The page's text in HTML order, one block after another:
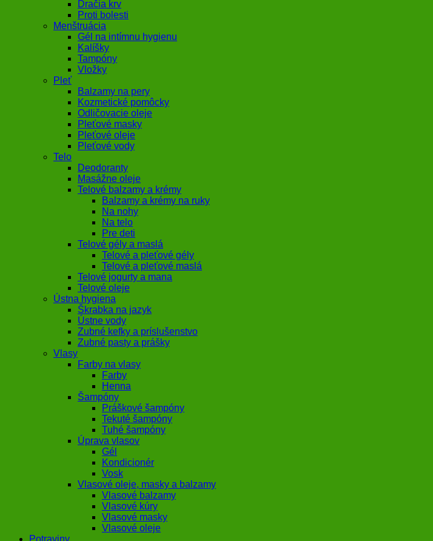
Dračia krv
Proti bolesti
Menštruácia
Gél na intímnu hygienu
Kalíšky
Tampóny
Vložky
Pleť
Balzamy na pery
Kozmetické pomôcky
Odličovacie oleje
Pleťové masky
Pleťové oleje
Pleťové vody
Telo
Deodoranty
Masážne oleje
Telové balzamy a krémy
Balzamy a krémy na ruky
Na nohy
Na telo
Pre deti
Telové gély a maslá
Telové a pleťové gély
Telové a pleťové maslá
Telové jogurty a mana
Telové oleje
Ústna hygiena
Škrabka na jazyk
Ústne vody
Zubné kefky a príslušenstvo
Zubné pasty a prášky
Vlasy
Farby na vlasy
Farby
Henna
Šampóny
Práškové šampóny
Tekuté šampóny
Tuhé šampóny
Úprava vlasov
Gél
Kondicionér
Vosk
Vlasové oleje, masky a balzamy
Vlasové balzamy
Vlasové kúry
Vlasové masky
Vlasové oleje
Potraviny